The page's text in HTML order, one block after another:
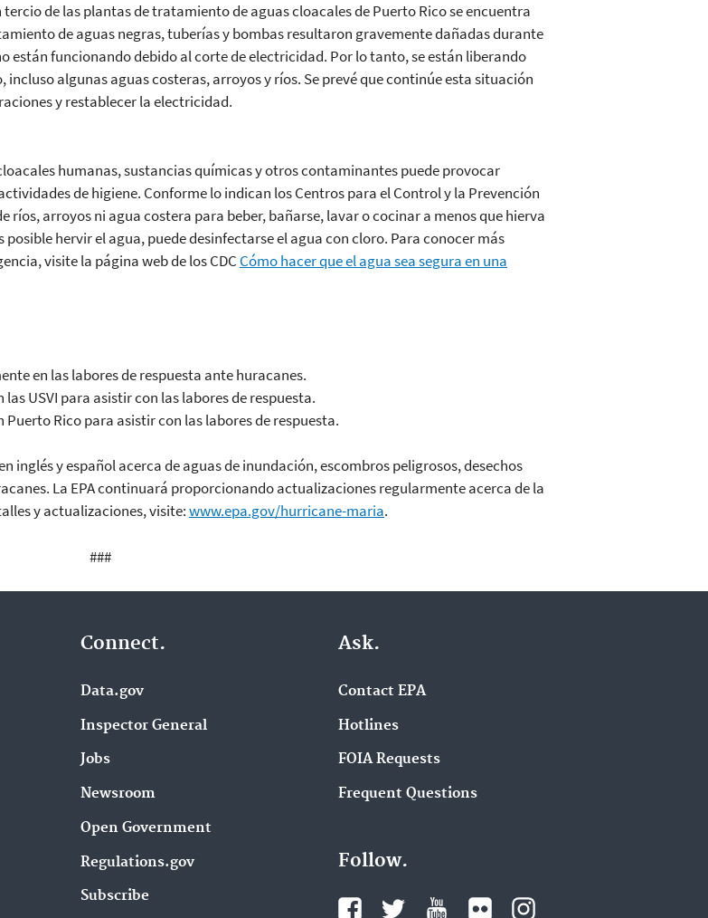
tercio de las plantas de tratamiento de aguas cloacales de Puerto Rico se encuentra
de aguas negras, tuberías y bombas resultaron gravemente dañadas durante
están funcionando debido al corte de electricidad. Por lo tanto, se están liberando
incluso algunas aguas costeras, arroyos y ríos. Se prevé que continúe esta situación
y restablecer la electricidad.
humanas, sustancias químicas y otros contaminantes puede provocar
de higiene. Conforme lo indican los Centros para el Control y la Prevención
ríos, arroyos ni agua costera para beber, bañarse, lavar o cocinar a menos que hierva
hervir el agua, puede desinfectarse el agua con cloro. Para conocer más
visite la página web de los CDC Cómo hacer que el agua sea segura en una
en las labores de respuesta ante huracanes.
USVI para asistir con las labores de respuesta.
Rico para asistir con las labores de respuesta.
inglés y español acerca de aguas de inundación, escombros peligrosos, desechos
La EPA continuará proporcionando actualizaciones regularmente acerca de la
y actualizaciones, visite:www.epa.gov/hurricane-maria.
###
Connect.
Data.gov
Inspector General
Jobs
Newsroom
Open Government
Regulations.gov
Subscribe
Ask.
Contact EPA
Hotlines
FOIA Requests
Frequent Questions
Follow.